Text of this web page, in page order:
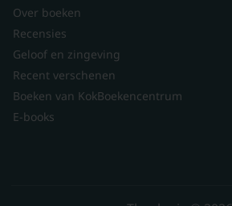
Over boeken
Recensies
Geloof en zingeving
Recent verschenen
Boeken van KokBoekencentrum
E-books